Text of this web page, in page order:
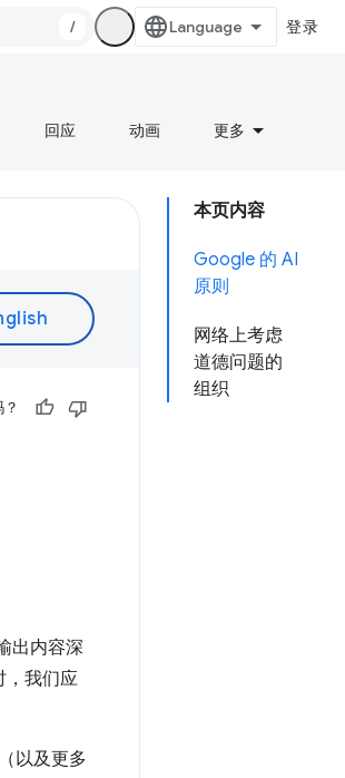
/ 登录
回应 动画 更多
本页内容
Google 的 AI
原则
网络上考虑
道德问题的
组织
出内容深
，我们应
以及更多